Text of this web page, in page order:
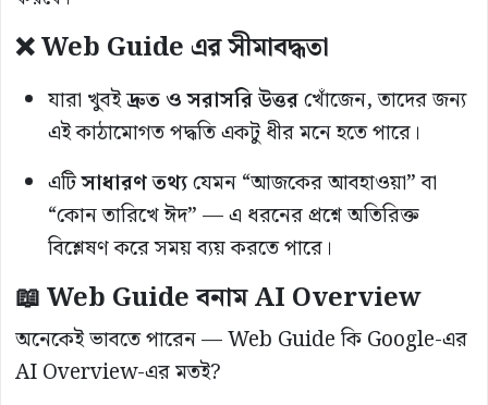
❌ Web Guide এর সীমাবদ্ধতা
যারা খুবইদ্রুত ও সরাসরি উত্তরখোঁজেন, তাদের জন্য
এই কাঠামোগত পদ্ধতি একটু ধীর মনে হতে পারে।
এটিসাধারণ তথ্যযেমন “আজকের আবহাওয়া” বা
“কোন তারিখে ঈদ” — এ ধরনের প্রশ্নে অতিরিক্ত
বিশ্লেষণ করে সময় ব্যয় করতে পারে।
📖 Web Guide বনাম AI Overview
অনেকেই ভাবতে পারেন — Web Guide কি Google-এর
AI Overview-এর মতই?